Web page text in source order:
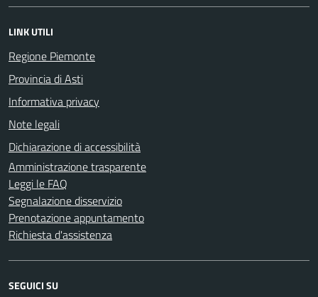
LINK UTILI
Regione Piemonte
Provincia di Asti
Informativa privacy
Note legali
Dichiarazione di accessibilità
Amministrazione trasparente
Leggi le FAQ
Segnalazione disservizio
Prenotazione appuntamento
Richiesta d'assistenza
SEGUICI SU